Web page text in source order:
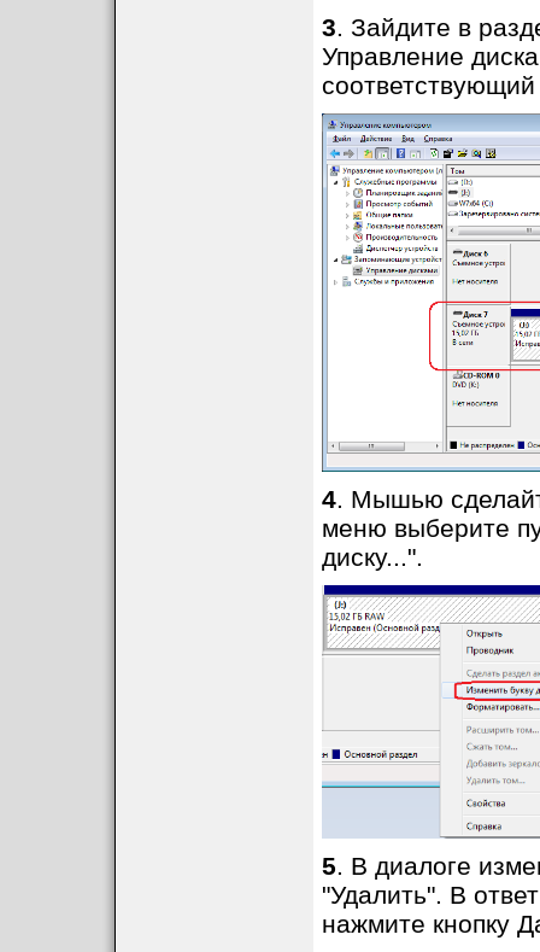
3. Зайдите в
Управление
4. Мышью
меню выберите
диску...".
5. В диалоге
"Удалить". В
нажмите кнопку